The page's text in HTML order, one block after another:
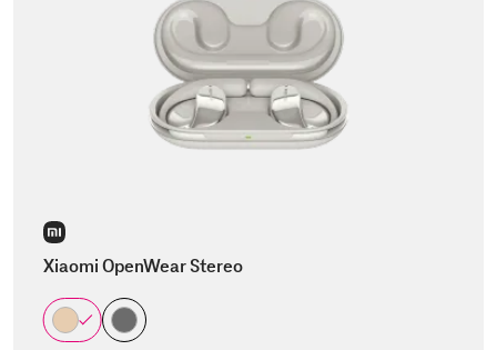
Xiaomi OpenWear Stereo